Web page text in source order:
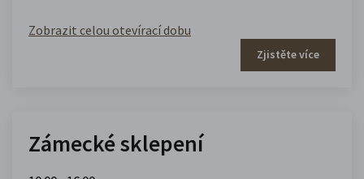
Zobrazit celou otevírací dobu
Zjistěte více
Zámecké sklepení